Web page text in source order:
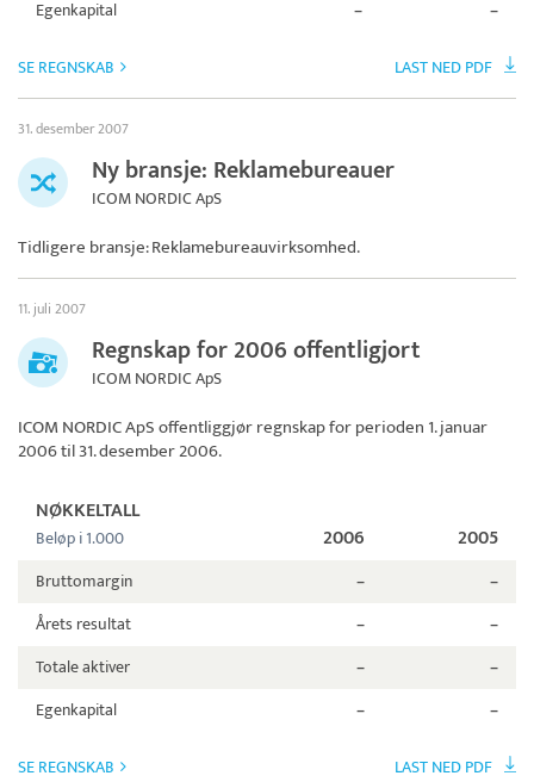
Egenkapital – –
SE REGNSKAB LAST NED PDF
31. desember 2007
Ny bransje: Reklamebureauer
ICOM NORDIC ApS
Tidligere bransje: Reklamebureauvirksomhed.
11. juli 2007
Regnskap for 2006 offentligjort
ICOM NORDIC ApS
ICOM NORDIC ApSoffentliggjør regnskap for perioden 1. januar
2006 til 31. desember 2006.
NØKKELTALL
Beløp i 1.000 2006 2005
Bruttomargin –
–
Årets resultat
–
–
Totale aktiver
–
–
Egenkapital
– –
SE REGNSKAB LAST NED PDF